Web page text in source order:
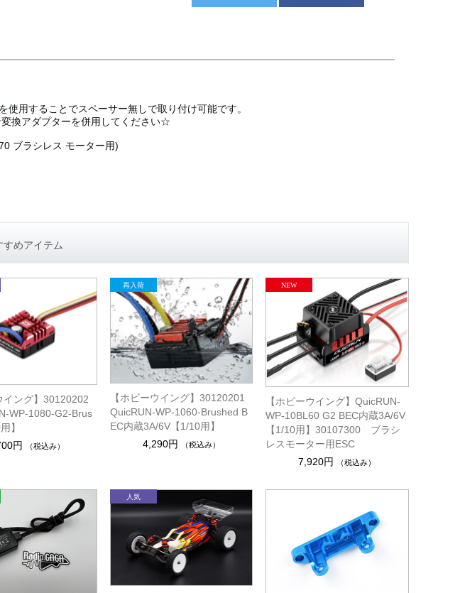
用することでスペーサー無しで取り付け可能です。
換アダプターを併用して ください☆
ブラシレス モーター用)
すめアイテム
イング】30120202
WP-1080-G2-Brus
】
円
（税込み）
【ホビーウイング】30120201
QuicRUN-WP-1060-Brushed B
EC内蔵3A/6V【1/10用】
4,290円
（税込み）
【ホビーウイング】QuicRUN-
WP-10BL60 G2 BEC内蔵3A/6V
【1/10用】30107300 ブラシ
レスモーター用ESC
7,920円
（税込み）